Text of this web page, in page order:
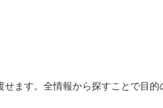
ます。全情報から探すことで目的